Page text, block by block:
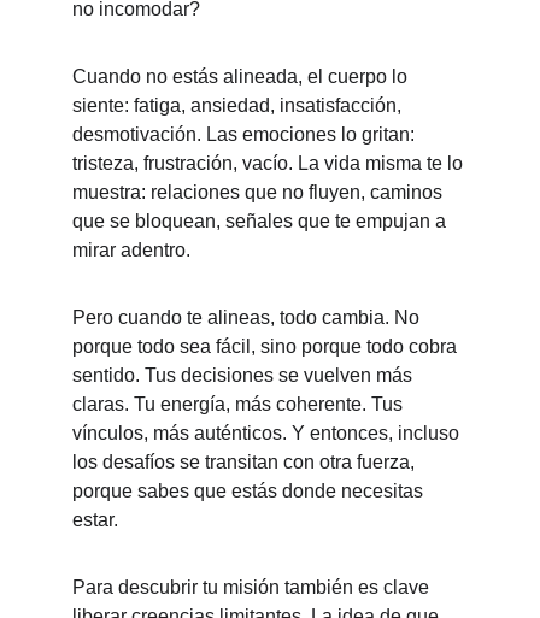
no incomodar?
Cuando no estás alineada, el cuerpo lo
siente: fatiga, ansiedad, insatisfacción,
desmotivación. Las emociones lo gritan:
tristeza, frustración, vacío. La vida misma te lo
muestra: relaciones que no fluyen, caminos
que se bloquean, señales que te empujan a
mirar adentro.
Pero cuando te alineas, todo cambia. No
porque todo sea fácil, sino porque todo cobra
sentido. Tus decisiones se vuelven más
claras. Tu energía, más coherente. Tus
vínculos, más auténticos. Y entonces, incluso
los desafíos se transitan con otra fuerza,
porque sabes que estás donde necesitas
estar.
Para descubrir tu misión también es clave